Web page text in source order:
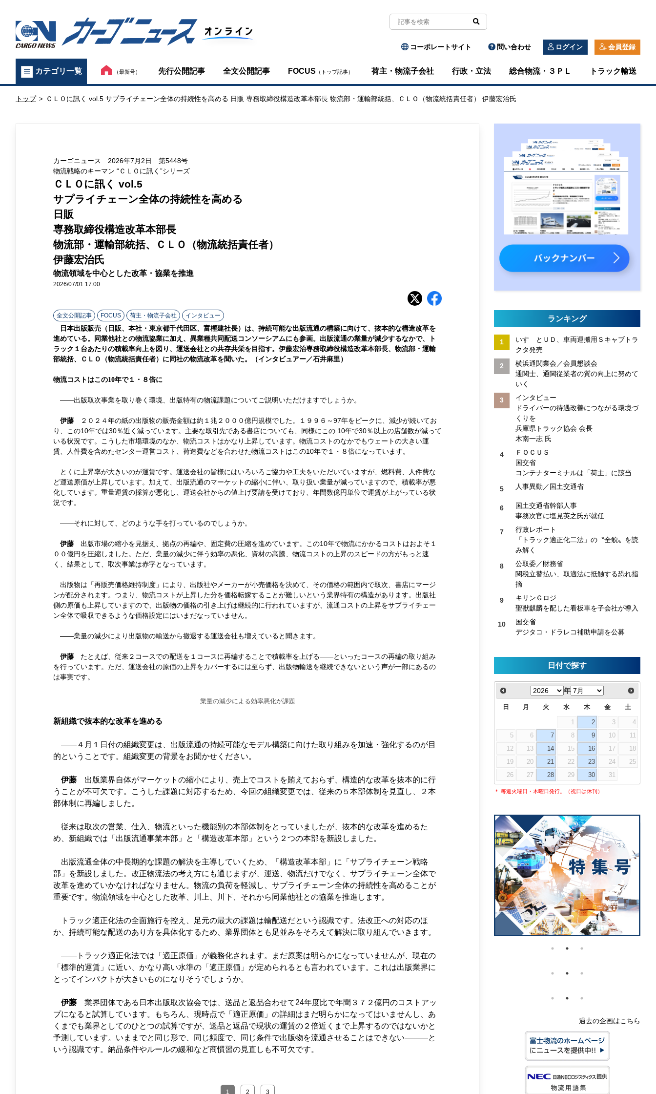
カ
ー
ゴ
ニ
コーポレートサイト 問い合わせ ログイン 会員登録
カテゴリ一覧 （最新号） 先行公開記事 全文公開記事 FOCUS （トップ記事） 荷主・物流子会社 行政・立法 総合物流・３ＰＬ トラック輸送
トップ > ＣＬＯに訊く vol.5 サプライチェーン全体の持続性を高める 日販 専務取締役構造改革本部長 物流部・運輸部統括、ＣＬＯ（物流統括責任者） 伊藤宏治氏
カーゴニュース 2026年7月2日 第5448号
物流戦略のキーマン “ＣＬＯに訊く”シリーズ
ＣＬＯに訊く vol.5
サプライチェーン全体の持続性を高める
日販
専務取締役構造改革本部長
物流部・運輸部統括、ＣＬＯ（物流統括責任者）
伊藤宏治氏
物流領域を中心とした改革・協業を推進
2026/07/01 17:00
全文公開記事 FOCUS 荷主・物流子会社 インタビュー
日本出版販売（日販、本社・東京都千代田区、富樫建社長）は、持続可能な出版流通の構築に向けて、抜本的な構造改革を
進めている。同業他社との物流協業に加え、異業種共同配送コンソーシアムにも参画。出版流通の業量が減少するなかで、ト
ラック１台あたりの積載率向上を図り、運送会社との共存共栄を目指す。伊藤宏治専務取締役構造改革本部長、物流部・運輸
部統括、ＣＬＯ（物流統括責任者）に同社の物流改革を聞いた。（インタビュアー／石井麻里）
物流コストはこの10年で１・８倍に
――出版取次事業を取り巻く環境、出版特有の物流課題についてご説明いただけますでしょうか。
伊藤 ２０２４年の紙の出版物の販売金額は約１兆２０００億円規模でした。１９９６～97年をピークに、減少が続いてお
り、この10年では30％近く減っています。主要な取引先である書店についても、同様にこの 10年で30％以上の店舗数が減って
いる状況です。こうした市場環境のなか、物流コストはかなり上昇しています。物流コストのなかでもウェートの大きい運
賃、人件費を含めたセンター運営コスト、荷造費などを合わせた物流コストはこの10年で１・８倍になっています。
とくに上昇率が大きいのが運賃です。運送会社の皆様にはいろいろご協力や工夫をいただいていますが、燃料費、人件費な
ど運送原価が上昇しています。加えて、出版流通のマーケットの縮小に伴い、取り扱い業量が減っていますので、積載率が悪
化しています。重量運賃の採算が悪化し、運送会社からの値上げ要請を受けており、年間数億円単位で運賃が上がっている状
況です。
――それに対して、どのような手を打っているのでしょうか。
伊藤 出版市場の縮小を見据え、拠点の再編や、固定費の圧縮を進めています。この10年で物流にかかるコストはおよそ１
００億円を圧縮しました。ただ、業量の減少に伴う効率の悪化、資材の高騰、物流コストの上昇のスピードの方がもっと速
く、結果として、取次事業は赤字となっています。
出版物は「再販売価格維持制度」により、出版社やメーカーが小売価格を決めて、その価格の範囲内で取次、書店にマージ
ンが配分されます。つまり、物流コストが上昇した分を価格転嫁することが難しいという業界特有の構造があります。出版社
側の原価も上昇していますので、出版物の価格の引き上げは継続的に行われていますが、流通コストの上昇をサプライチェー
ン全体で吸収できるような価格設定にはいまだなっていません。
――業量の減少により出版物の輸送から撤退する運送会社も増えていると聞きます。
伊藤 たとえば、従来２コースでの配送を１コースに再編することで積載率を上げる――といったコースの再編の取り組み
を行っています。ただ、運送会社の原価の上昇をカバーするには至らず、出版物輸送を継続できないという声が一部にあるの
は事実です。
業量の減少による効率悪化が課題
新組織で抜本的な改革を進める
――４月１日付の組織変更は、出版流通の持続可能なモデル構築に向けた取り組みを加速・強化するのが目
的ということです。組織変更の背景をお聞かせください。
伊藤 出版業界自体がマーケットの縮小により、売上でコストを賄えておらず、構造的な改革を抜本的に行
うことが不可欠です。こうした課題に対応するため、今回の組織変更では、従来の５本部体制を見直し、２本
部体制に再編しました。
従来は取次の営業、仕入、物流といった機能別の本部体制をとっていましたが、抜本的な改革を進めるた
め、新組織では「出版流通事業本部」と「構造改革本部」という２つの本部を新設しました。
出版流通全体の中長期的な課題の解決を主導していくため、「構造改革本部」に「サプライチェーン戦略
部」を新設しました。改正物流法の考え方にも通じますが、運送、物流だけでなく、サプライチェーン全体で
改革を進めていかなければなりません。物流の負荷を軽減し、サプライチェーン全体の持続性を高めることが
重要です。物流領域を中心とした改革、川上、川下、それから同業他社との協業を推進します。
トラック適正化法の全面施行を控え、足元の最大の課題は輸配送だという認識です。法改正への対応のほ
か、持続可能な配送のあり方を具体化するため、業界団体とも足並みをそろえて解決に取り組んでいきます。
――トラック適正化法では「適正原価」が義務化されます。まだ原案は明らかになっていませんが、現在の
「標準的運賃」に近い、かなり高い水準の「適正原価」が定められるとも言われています。これは出版業界に
とってインパクトが大きいものになりそうでしょうか。
伊藤 業界団体である日本出版取次協会では、送品と返品合わせて24年度比で年間３７２億円のコストアッ
プになると試算しています。もちろん、現時点で「適正原価」の詳細はまだ明らかになってはいませんし、あ
くまでも業界としてのひとつの試算ですが、送品と返品で現状の運賃の２倍近くまで上昇するのではないかと
予測しています。いままでと同じ形で、同じ頻度で、同じ条件で出版物を流通させることはできない―――と
いう認識です。納品条件やルールの緩和など商慣習の見直しも不可欠です。
1 2 3
ランキング
いすゞとＵＤ、車両運搬用Ｓキャブトラ
クタ発売
横浜通関業会／会員懇談会
通関士、通関従業者の質の向上に努めて
いく
インタビュー
ドライバーの待遇改善につながる環境づ
くりを
兵庫県トラック協会 会長
木南一志 氏
ＦＯＣＵＳ
国交省
コンテナターミナルは「荷主」に該当
人事異動／国土交通省
国土交通省幹部人事
事務次官に塩見英之氏が就任
行政レポート
「トラック適正化二法」の〝全貌〟を読
み解く
公取委／財務省
関税立替払い、取適法に抵触する恐れ指
摘
キリンＧロジ
聖獣麒麟を配した看板車を子会社が導入
国交省
デジタコ・ドラレコ補助申請を公募
日付で探す
年
日 月 火 水 木 金 土
1 2 3
4
5
6 7 8 9 10
11
12
13 14 15 16 17
18
19
20 21 22 23 24
25
26
27 28 29 30 31
＊ 毎週火曜日・木曜日発行。（祝日は休刊）
過去の企画はこちら